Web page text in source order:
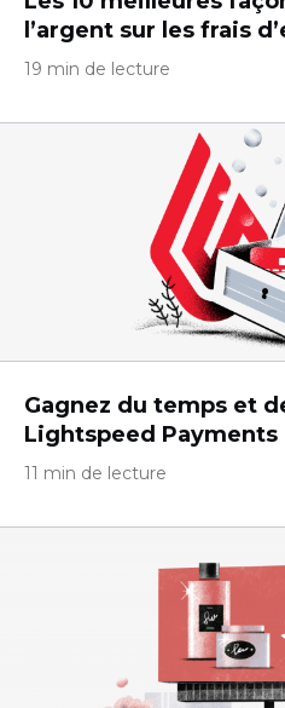
l’argent sur les frais
19 min de lecture
Gagnez du temps et
Lightspeed Payments
11 min de lecture